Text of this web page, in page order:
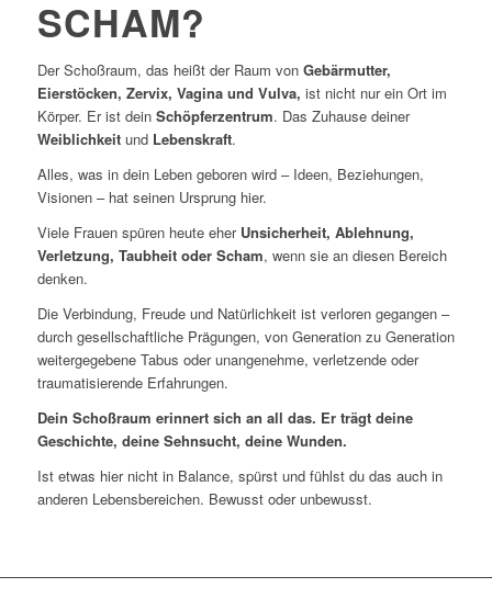
CHAM?
Der Schoßraum, das heißt der Raum von Gebärmutter,
Eierstöcken, Zervix, Vagina und Vulva, ist nicht nur ein Ort im
Körper. Er ist dein Schöpferzentrum. Das Zuhause deiner
Weiblichkeitund Lebenskraft.
Alles, was in dein Leben geboren wird – Ideen, Beziehungen,
Visionen – hat seinen Ursprung hier.
Viele Frauen spüren heute eher Unsicherheit, Ablehnung,
Verletzung, Taubheit oder Scham, wenn sie an diesen Bereich
denken.
Die Verbindung, Freude und Natürlichkeit ist verloren gegangen –
durch gesellschaftliche Prägungen, von Generation zu Generation
weitergegebene Tabus oder unangenehme, verletzende oder
traumatisierende Erfahrungen.
Dein Schoßraum erinnert sich an all das. Er trägt deine
Geschichte, deine Sehnsucht, deine Wunden.
Ist etwas hier nicht in Balance, spürst und fühlst du das auch in
anderen Lebensbereichen. Bewusst oder unbewusst.